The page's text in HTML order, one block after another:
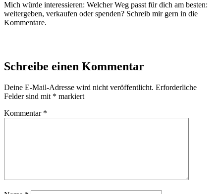
Mich würde interessieren: Welcher Weg passt für dich am besten:
weitergeben, verkaufen oder spenden? Schreib mir gern in die
Kommentare.
Schreibe einen Kommentar
Deine E-Mail-Adresse wird nicht veröffentlicht. Erforderliche
Felder sind mit * markiert
Kommentar *